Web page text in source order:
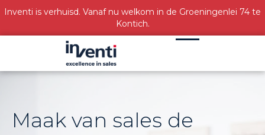
Inventi is verhuisd. Vanaf nu welkom in de Groeningenlei 74 te
Kontich.
Maak van sales de